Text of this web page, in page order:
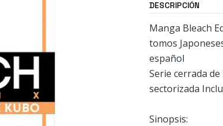
DESCRIPCIÓN
Manga Bleach
tomos
español
Serie cerrada
sectorizada
Sinopsis: